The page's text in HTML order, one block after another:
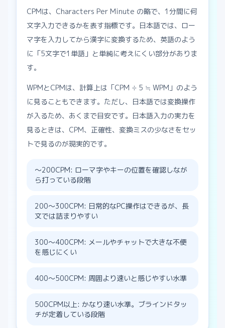
CPMは、Characters Per Minute の略で、1分間に何
文字入力できるかを表す指標です。日本語では、ロー
マ字を入力してから漢字に変換するため、英語のよう
に「5文字で1単語」と単純に考えにくい部分がありま
す。
WPMとCPMは、計算上は「CPM ÷ 5 ≒ WPM」のよう
に見ることもできます。ただし、日本語では変換操作
が入るため、あくまで目安です。日本語入力の実力を
見るときは、CPM、正確性、変換ミスの少なさをセッ
トで見るのが現実的です。
〜200CPM: ローマ字やキーの位置を確認しなが
ら打っている段階
200〜300CPM: 日常的なPC操作はできるが、長
文では詰まりやすい
300〜400CPM: メールやチャットで大きな不便
を感じにくい
400〜500CPM: 周囲より速いと感じやすい水準
500CPM以上: かなり速い水準。ブラインドタッ
チが定着している段階